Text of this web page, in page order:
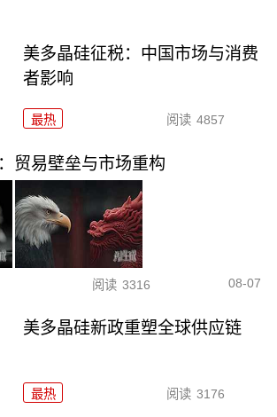
美多晶硅征税：中国市场与消费
者影响
最热 阅读 4857
贸易壁垒与市场重构
阅读 3316 08-07
美多晶硅新政重塑全球供应链
最热 阅读 3176